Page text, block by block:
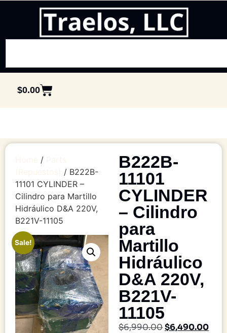
$0.00
/
/ B222B-
11101 CYLINDER –
Cilindro para Martillo
Hidráulico D&A 220V,
B221V-11105
Sale!
B222B-
11101
CYLINDER
– Cilindro
para
Martillo
Hidráulico
D&A 220V,
B221V-
11105
$6,990.00$6,490.00